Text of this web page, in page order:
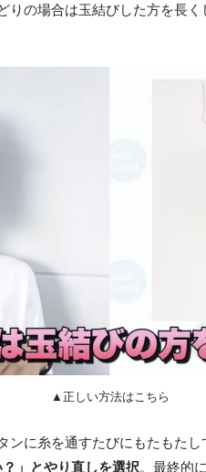
りの場合は玉結びした方を長
▲正しい方法はこちら
ンに糸を通すたびにもたもた
」とやり直しを選択。最終的